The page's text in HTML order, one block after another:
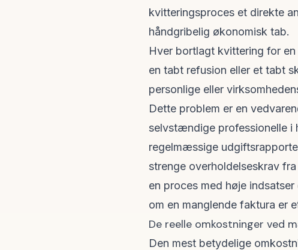
kvitteringsproces et direkte
håndgribelig økonomisk tab.
Hver bortlagt kvittering for
en tabt refusion eller et tabt
personlige eller
Dette problem er en
selvstændige professionelle i
regelmæssige
strenge overholdelseskrav
en proces med høje
om en manglende faktura er
De reelle omkostninger ved
Den mest betydelige